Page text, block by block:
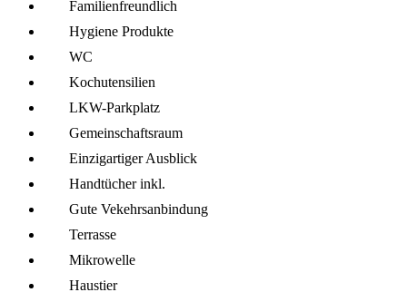
Familien­freundlich
Hygiene Produkte
WC
Kochutensilien
LKW-Parkplatz
Gemeinschafts­raum
Einzigartiger Ausblick
Handtücher inkl.
Gute Vekehrsanbindung
Terrasse
Mikro­welle
Haustier